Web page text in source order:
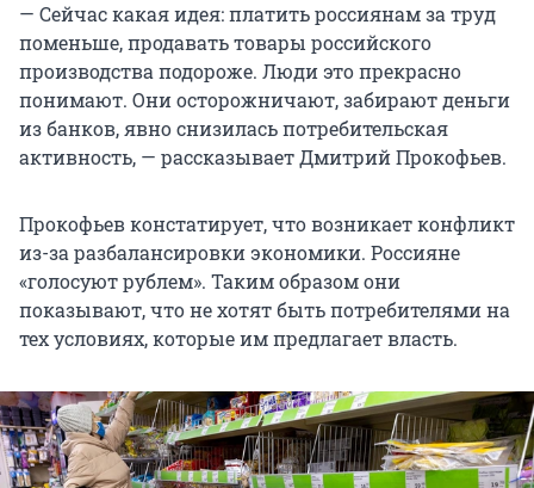
— Сейчас какая идея: платить россиянам за труд
поменьше, продавать товары российского
производства подороже. Люди это прекрасно
понимают. Они осторожничают, забирают деньги
из банков, явно снизилась потребительская
активность, — рассказывает Дмитрий Прокофьев.
Прокофьев констатирует, что возникает конфликт
из-за разбалансировки экономики. Россияне
«голосуют рублем». Таким образом они
показывают, что не хотят быть потребителями на
тех условиях, которые им предлагает власть.